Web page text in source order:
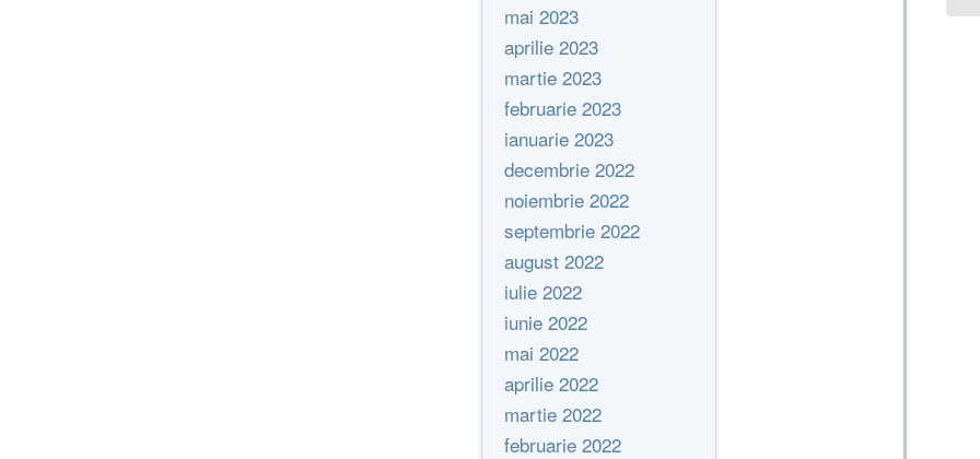
mai 2023
aprilie 2023
martie 2023
februarie 2023
ianuarie 2023
decembrie 2022
noiembrie 2022
septembrie 2022
august 2022
iulie 2022
iunie 2022
mai 2022
aprilie 2022
martie 2022
februarie 2022